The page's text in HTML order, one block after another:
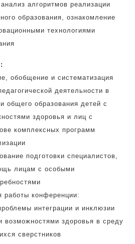
алгоритмов реализации
образования, ознакомление
технологиями
обобщение и систематизация
деятельности в
общего образования детей с
здоровья и лиц с
комплексных программ
подготовки специалистов,
лицам с особыми
работы конференции:
интеграции и инклюзии
возможностями здоровья в среду
сверстников